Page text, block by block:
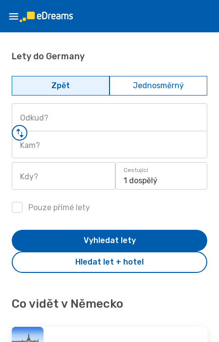
Lety do Germany
Zpět Jednosměrný
Odkud?
Kam?
Kdy?
Cestující
1 dospělý
Pouze přímé lety
Hledat let + hotel
Vyhledat lety
Co vidět v Německo